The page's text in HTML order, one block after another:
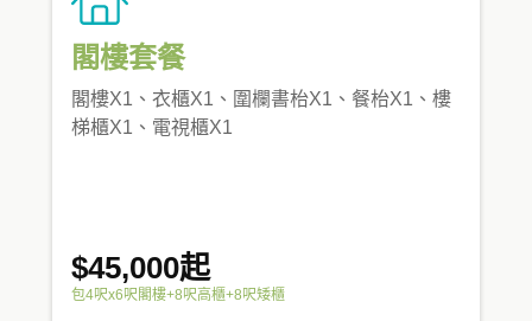
閣樓套餐
閣樓X1、衣櫃X1、圍欄書枱X1、餐枱X1、樓
梯櫃X1、電視櫃X1
$45,000起
包4呎x6呎閣樓+8呎高櫃+8呎矮櫃